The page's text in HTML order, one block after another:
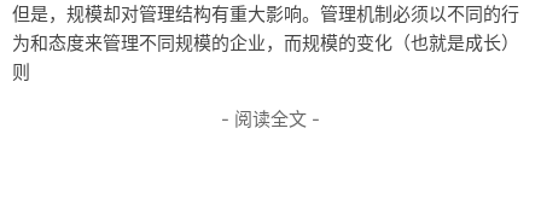
但是，规模却对管理结构有重大影响。管理机制必须以不同的行
为和态度来管理不同规模的企业，而规模的变化（也就是成长）
则
- 阅读全文 -